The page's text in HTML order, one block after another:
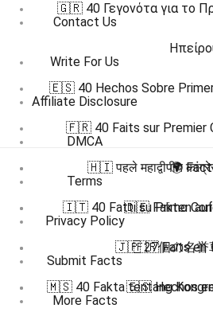
Contact Us
Write For Us
Affiliate Disclosure
DMCA
Terms
Privacy Policy
Submit Facts
More Facts
🇬🇷 40 Γεγονότα για το
🇪🇸 40 Hechos Sobre
🇫🇷 40 Faits sur Premier
🇭🇮 पहले महाद्वीपीय
🇮🇹 40 Fatti su Primo
🇯🇵 27個の名誉
🇲🇸 40 Fakta tentang
🌍
🇩🇪 Fakten auf
🇫🇷 Faits en
🇪🇸 Hechos en